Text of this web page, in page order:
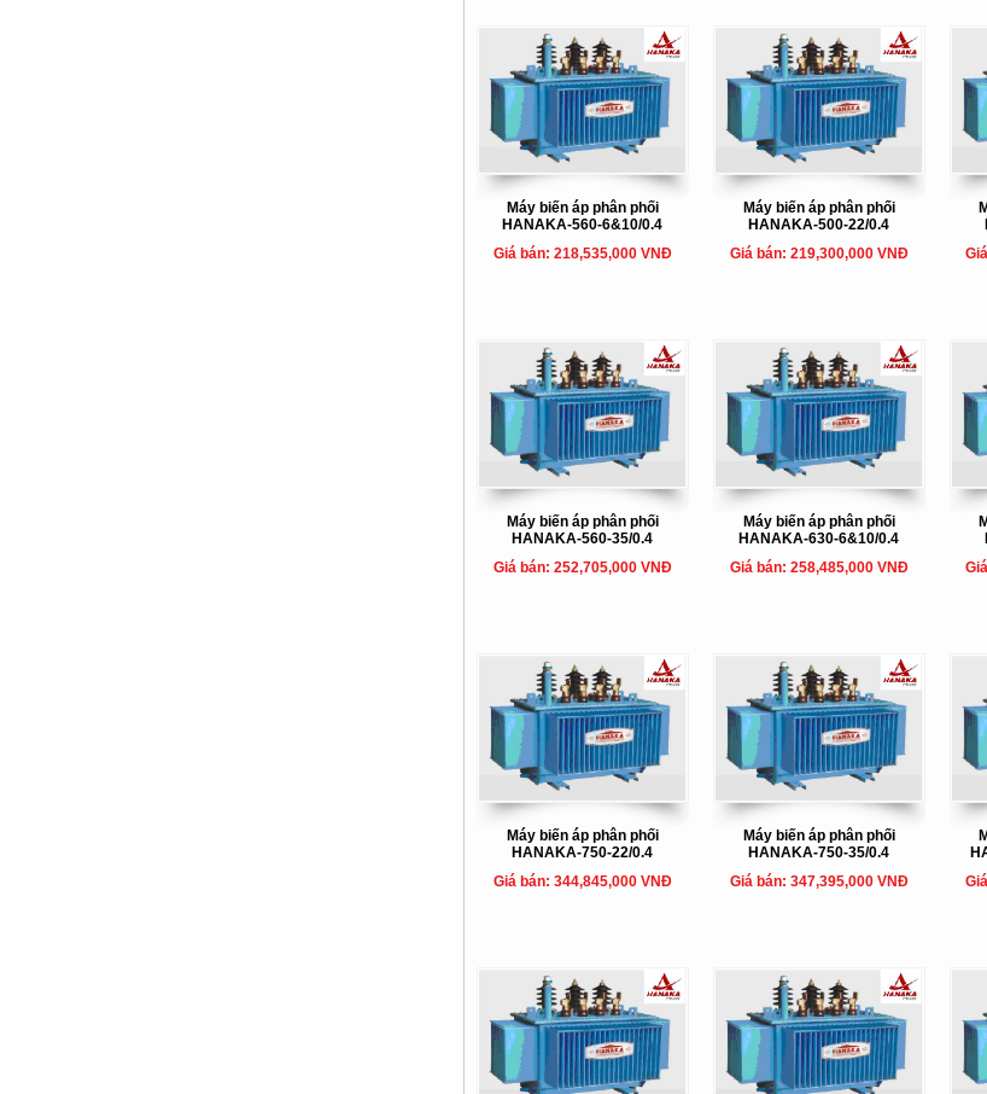
Máy biến áp phân phối
HANAKA-560-6&10/0.4
Giá bán: 218,535,000 VNĐ
Máy biến áp phân phối
HANAKA-500-22/0.4
Giá bán: 219,300,000 VNĐ
Máy biến áp phân phối
HANAKA-560-35/0.4
Giá bán: 252,705,000 VNĐ
Máy biến áp phân phối
HANAKA-630-6&10/0.4
Giá bán: 258,485,000 VNĐ
Máy biến áp phân phối
HANAKA-750-22/0.4
Giá bán: 344,845,000 VNĐ
Máy biến áp phân phối
HANAKA-750-35/0.4
Giá bán: 347,395,000 VNĐ